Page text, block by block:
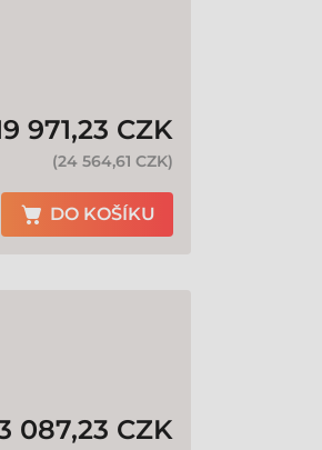
971,23 CZK
(24 564,61 CZK)
DO KOŠÍKU
087,23 CZK